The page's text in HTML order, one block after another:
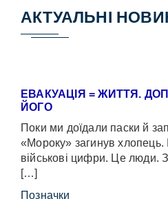
АКТУАЛЬНІ
ЕВАКУАЦІЯ = ЖИТТЯ.
ЙОГО
Поки ми доїдали паски й
«Мороку» загинув хлопець.
військові цифри. Це люди.
[…]
Позначки